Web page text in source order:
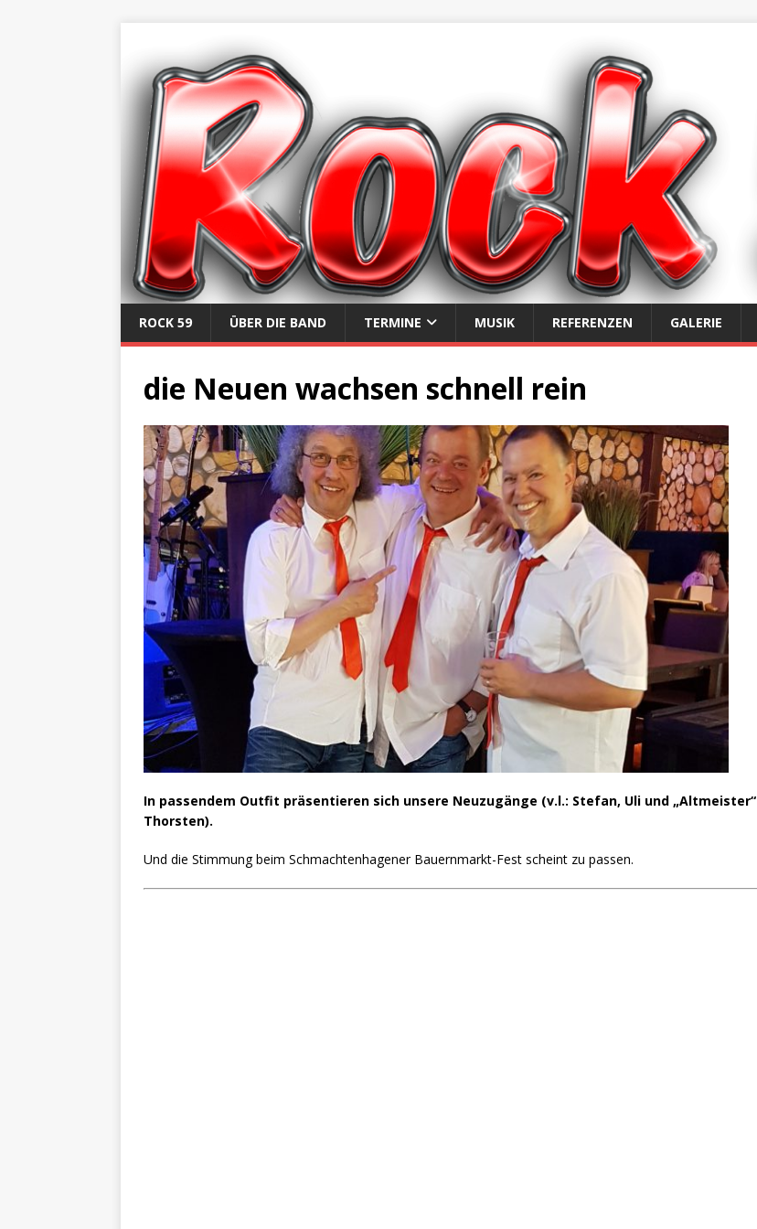
ROCK 59 ÜBER DIE BAND TERMINE MUSIK REFERENZEN GALERIE
die Neuen wachsen schnell rein
In passendem Outfit präsentieren sich unsere Neuzugänge (v.l.: Stefan, Uli und „Altmeister“
Thorsten).
Und die Stimmung beim Schmachtenhagener Bauernmarkt-Fest scheint zu passen.